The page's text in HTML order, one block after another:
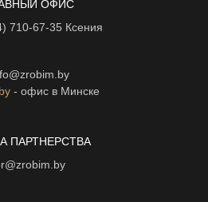
ОФИС
710-67-35 Ксения
- офис в Минске
ПАРТНЕРСТВА